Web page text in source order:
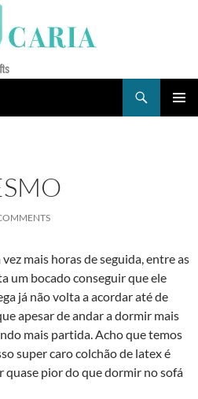
mais horas de seguida, entre as
um bocado conseguir que ele
já não volta a acordar até de
apesar de andar a dormir mais
mais partida. Acho que temos
super caro colchão de latex é
quase pior do que dormir no sofá